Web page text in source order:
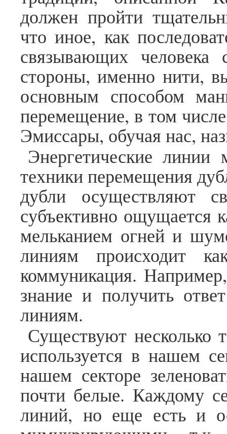
должен пройти
что иное, как
связывающих
стороны, именно нити,
основным способом
перемещение, в том
Эмиссары, обучая нас,
Энергетические
техники перемещения
дубли осуществляют
субъективно ощущается
мельканием огней и
линиям происходит
коммуникация.
знание и получить
линиям.
Существуют
используется в нашем
нашем секторе
почти белые. Каждому
линий, но еще есть и